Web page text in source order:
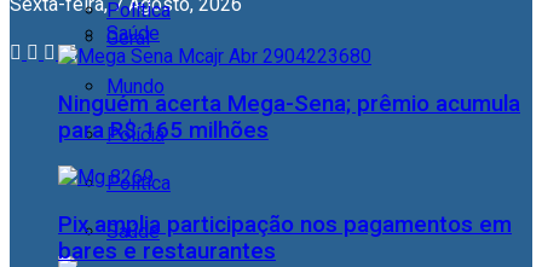
Geral
Mundo
Polícia
Política
Saúde
Política
Saúde
Ninguém acerta Mega-Sena; prêmio acumula
para R$ 165 milhões
Pix amplia participação nos pagamentos em
bares e restaurantes